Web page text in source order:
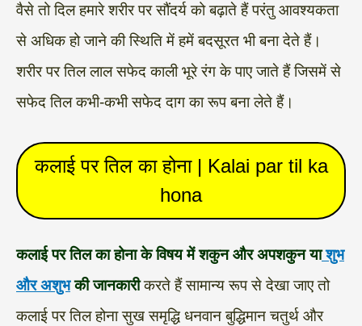
वैसे तो दिल हमारे शरीर पर सौंदर्य को बढ़ाते हैं परंतु आवश्यकता
से अधिक हो जाने की स्थिति में हमें बदसूरत भी बना देते हैं।
शरीर पर तिल लाल सफेद काली भूरे रंग के पाए जाते हैं जिसमें से
सफेद तिल कभी-कभी सफेद दाग का रूप बना लेते हैं।
कलाई पर तिल का होना | Kalai par til ka
hona
कलाई पर तिल का होना के विषय में शकुन और अपशकुन याशुभ
और अशुभकी जानकारीकरते हैं सामान्य रूप से देखा जाए तो
कलाई पर तिल होना सुख समृद्धि धनवान बुद्धिमान चतुर्थ और